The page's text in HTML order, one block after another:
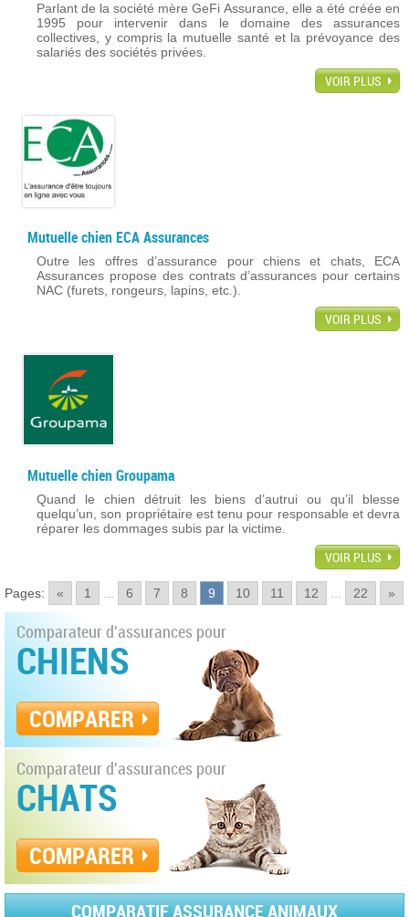
Parlant de la société mère GeFi Assurance, elle a été créée en
1995 pour intervenir dans le domaine des assurances
collectives, y compris la mutuelle santé et la prévoyance des
salariés des sociétés privées.
VOIR PLUS
Mutuelle chien ECA Assurances
Outre les offres d’assurance pour chiens et chats, ECA
Assurances propose des contrats d’assurances pour certains
NAC (furets, rongeurs, lapins, etc.).
VOIR PLUS
Mutuelle chien Groupama
Quand le chien détruit les biens d’autrui ou qu’il blesse
quelqu’un, son propriétaire est tenu pour responsable et devra
réparer les dommages subis par la victime.
VOIR PLUS
Pages: « 1 6 7 8 9 10 11 12 22 »
Comparateur d'assurances pour
CHIENS
COMPARER
Comparateur d'assurances pour
CHATS
COMPARER
COMPARATIF ASSURANCE ANIMAUX